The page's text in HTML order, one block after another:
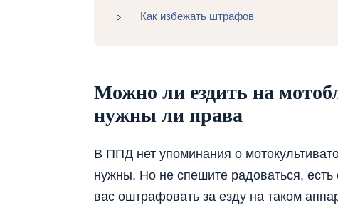
Как избежать штрафов
Можно ли ездить на
нужны ли права
В ППД нет упоминания о
нужны. Но не спешите радоваться,
вас оштрафовать за езду на таком